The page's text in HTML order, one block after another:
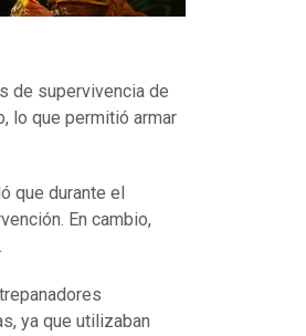
de supervivencia de
lo que permitió armar
que durante el
En cambio,
ya que utilizaban